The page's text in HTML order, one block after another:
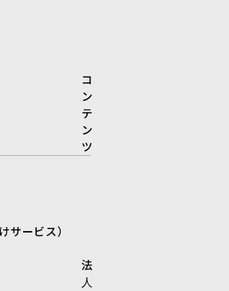
コ
ン
テ
ン
ツ
サービス）
法
人